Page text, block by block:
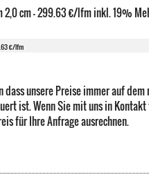
2,0 cm - 299.63 €/lfm inkl. 19%
€/lfm
dass unsere Preise immer auf
ist. Wenn Sie mit uns in
für Ihre Anfrage ausrechnen.